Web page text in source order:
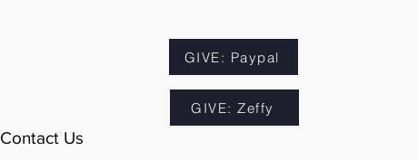
GIVE: Paypal
GIVE: Zeffy
Contact Us